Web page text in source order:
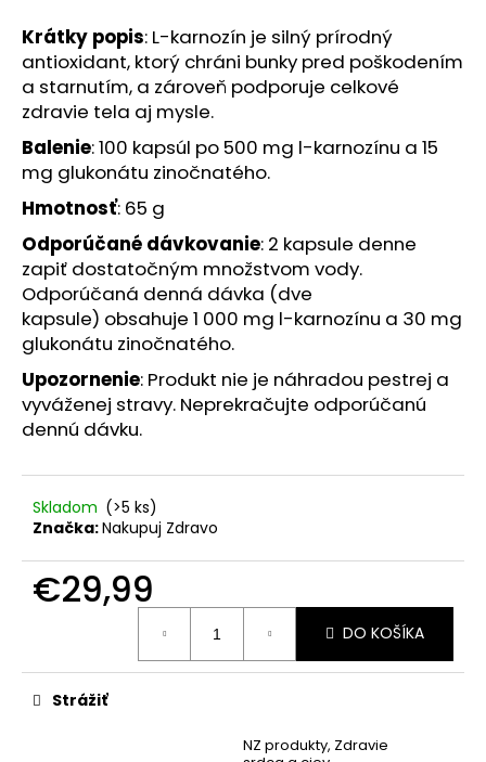
Krátky popis: L-karnozín je silný prírodný
antioxidant, ktorý chráni bunky pred poškodením
a starnutím, a zároveň podporuje celkové
zdravie tela aj mysle.
Balenie: 100 kapsúl po 500 mg l-karnozínu a 15
mg glukonátu zinočnatého.
Hmotnosť: 65 g
Odporúčané dávkovanie: 2 kapsule denne
zapiť dostatočným množstvom vody.
Odporúčaná denná dávka (dve
kapsule) obsahuje 1 000 mg l-karnozínu a 30 mg
glukonátu zinočnatého.
Upozornenie: Produkt nie je náhradou pestrej a
vyváženej stravy. Neprekračujte odporúčanú
dennú dávku.
Skladom (>5 ks)
Značka:Nakupuj Zdravo
€29,99
DO KOŠÍKA
NZ produkty, Zdravie
Strážiť
a
m
e
NZ
DERMOCOSMETICS
ROSACEA
DERMOKOZMETICKÝ
KRÉM
NA
REDUKCIU
ZAČERVENANIA
A
POSILNENIE
CIEVOK
€9,99